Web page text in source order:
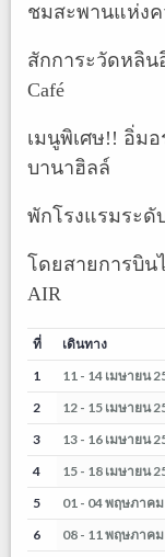
ชมสะพานแห่ง
สักการะวัดหลิน
Café
เมนูพิเศษ!! อิ่ม
บานาฮิลล์
พักโรงแรมระดั
โดยสายการบิน
AIR
ที่ เดินทาง
1
11 - 14 เมษายน
2 12 - 15 เมษายน
3 13 - 16 เมษายน
4 15 - 18 เมษายน
5 01 - 04 พฤษภาค
6 08 - 11 พฤษภาค